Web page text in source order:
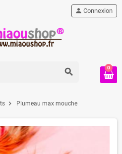
person Connexion
0
search
chevron_right Plumeau max mouche